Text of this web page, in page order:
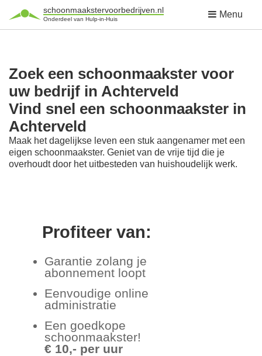
schoonmaakstervoorbedrijven.nl
Onderdeel van Hulp-in-Huis Menu
Zoek een schoonmaakster voor
uw bedrijf in Achterveld
Vind snel een schoonmaakster in
Achterveld
Maak het dagelijkse leven een stuk aangenamer met een
eigen schoonmaakster. Geniet van de vrije tijd die je
overhoudt door het uitbesteden van huishoudelijk werk.
Profiteer van:
Garantie zolang je
abonnement loopt
Eenvoudige online
administratie
Een goedkope
schoonmaakster!
€ 10,- per uur